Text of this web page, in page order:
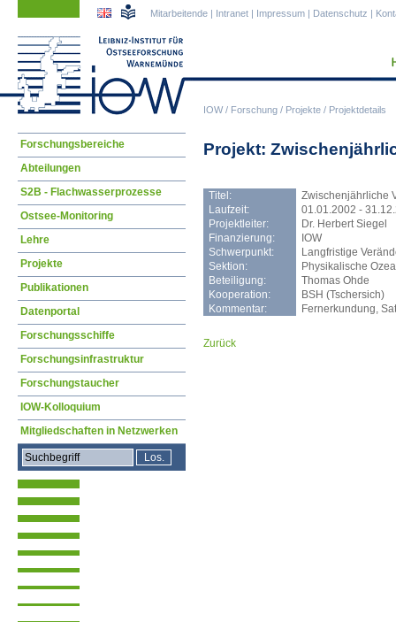
IOW/ Forschung / Projekte / Projektdetails
Mitarbeitende | Intranet | Impressum | Datenschutz |
Projekt:
Titel:
Zwischenjährliche
Laufzeit:
01.01.2002 -
Projektleiter:
Dr. Herbert Siegel
Finanzierung:
IOW
Schwerpunkt:
Langfristige
Sektion:
Physikalische
Beteiligung:
Thomas Ohde
Kooperation:
BSH (Tschersich)
Kommentar:
Fernerkundung,
Zurück
Navigation
überspringen
Forschungsbereiche
Abteilungen
S2B - Flachwasserprozesse
Ostsee-Monitoring
Lehre
Projekte
Publikationen
Datenportal
Forschungsschiffe
Forschungsinfrastruktur
Forschungstaucher
IOW-Kolloquium
Mitgliedschaften in Netzwerken